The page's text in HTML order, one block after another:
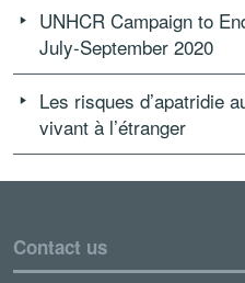
UNHCR Campaign to
July-September 2020
Les risques d’apatridie
vivant à l’étranger
Contact us